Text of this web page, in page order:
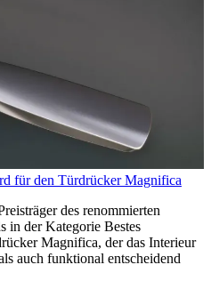
für den Türdrücker Magnifica
des renommierten
in der Kategorie Bestes
Magnifica, der das Interieur
auch funktional entscheidend